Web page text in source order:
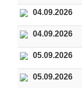
04.09.2026
04.09.2026
05.09.2026
05.09.2026